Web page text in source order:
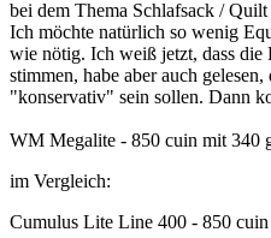
bei dem Thema Schlafsack /
Ich möchte natürlich so wenig
wie nötig. Ich weiß jetzt, dass
stimmen, habe aber auch
"konservativ" sein sollen. Dann
WM Megalite - 850 cuin mit 340
im Vergleich:
Cumulus Lite Line 400 - 850